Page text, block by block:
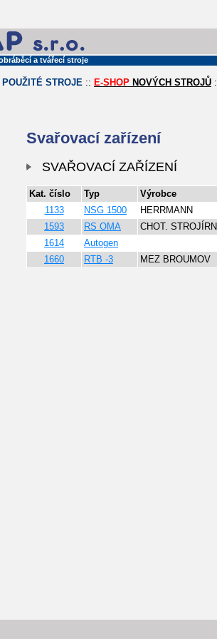
a tvářecí stroje
POUŽITÉ STROJE :: E-SHOP NOVÝCH STROJŮ
Svařovací zařízení
SVAŘOVACÍ ZAŘÍZENÍ
Kat. číslo Typ Výrobce
1133
NSG 1500 HERRMANN
1593
RS OMA CHOT.
1614
Autogen
1660
RTB -3 MEZ BROUMOV